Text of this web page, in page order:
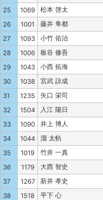
25
1069 松本 啓太
26
1001 藤井 隼都
27
1093 小竹 佑治
28
1006 板谷 修吾
29
1043 小西 拓海
30
1038 宮武 諒成
31
1235 矢口 栄司
32
1504 入江 陽日
33
1090 井上 博人
34
1044 溜 太軌
35
1019 竹井 一真
36
1179 大西 智史
37
1267 新井 孝史
38
1518 平下 心